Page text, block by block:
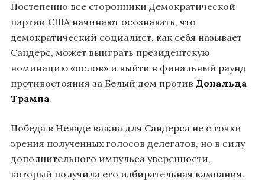
Постепенно все сторонники Демократической
партии США начинают осознавать, что
демократический социалист, как себя называет
Сандерс, может выиграть президентскую
номинацию «ослов» и выйти в финальный раунд
противостояния за Белый дом против Дональда
Трампа.
Победа в Неваде важна для Сандерса не с точки
зрения полученных голосов делегатов, но в силу
дополнительного импульса уверенности,
который получила его избирательная кампания.